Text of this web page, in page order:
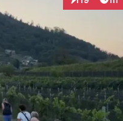
Interaktionen